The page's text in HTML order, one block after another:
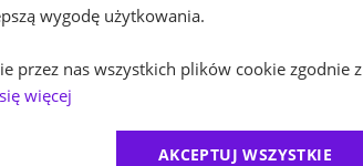
najlepiej wykorzystać swój potencjał.
pytania, by móc znaleźć nowe
wygodę użytkowania.
przez nas wszystkich plików cookie zgodnie z
więcej
AKCEPTUJ WSZYSTKIE